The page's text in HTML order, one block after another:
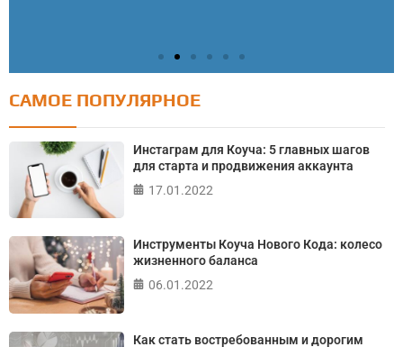
Тест: Как я контролирую свою жизнь?
Онлайн тест на основе шкалы локуса контроля
Джулиана Роттера
САМОЕ ПОПУЛЯРНОЕ
Инстаграм для Коуча: 5 главных шагов
для старта и продвижения аккаунта
17.01.2022
Инструменты Коуча Нового Кода: колесо
жизненного баланса
06.01.2022
Как стать востребованным и дорогим